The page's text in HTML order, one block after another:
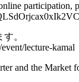
participation,
。
lecture-kamal
and the Market